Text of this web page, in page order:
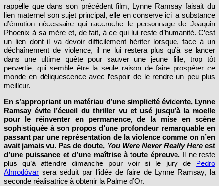
rappelle que dans son précédent film, Lynne Ramsay faisait du
lien maternel son sujet principal, elle en conserve ici la substance
d’émotion nécessaire qui raccroche le personnage de Joaquin
Phoenix à sa mère et, de fait, à ce qui lui reste d’humanité. C’est
un lien dont il va devoir difficilement hériter lorsque, face à un
déchaînement de violence, il ne lui restera plus qu’à se lancer
dans une ultime quête pour sauver une jeune fille, trop tôt
pervertie, qui semble être la seule raison de faire prospérer ce
monde en déliquescence avec l’espoir de le rendre un peu plus
meilleur.
En s’appropriant un matériau d’une simplicité évidente, Lynne
Ramsay évite l’écueil du thriller vu et usé jusqu’à la moelle
pour le réinventer en permanence, de la mise en scène
sophistiquée à son propos d’une profondeur remarquable en
passant par une représentation de la violence comme on n’en
avait jamais vu. Pas de doute, You Were Never Really Hereest
d’une puissance et d’une maîtrise à toute épreuve.Il ne reste
plus qu’à attendre dimanche pour voir si le jury de Pedro
Almodóvar sera séduit par l’idée de faire de Lynne Ramsay, la
seconde réalisatrice à obtenir la Palme d’Or.